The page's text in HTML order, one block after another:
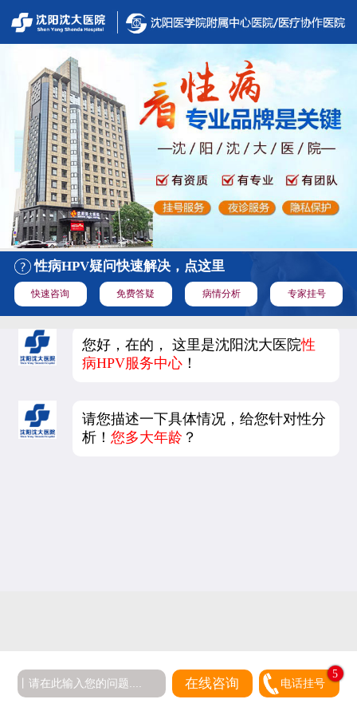
性病HPV疑问快速解决，点这里
快速咨询 免费答疑 病情分析 专家挂号
您好，在的， 这里是沈阳沈大医院性
病HPV服务中心 ！
请您描述一下具体情况，给您针对性分
析！您多大年龄 ？
在线咨询 电话挂号
5